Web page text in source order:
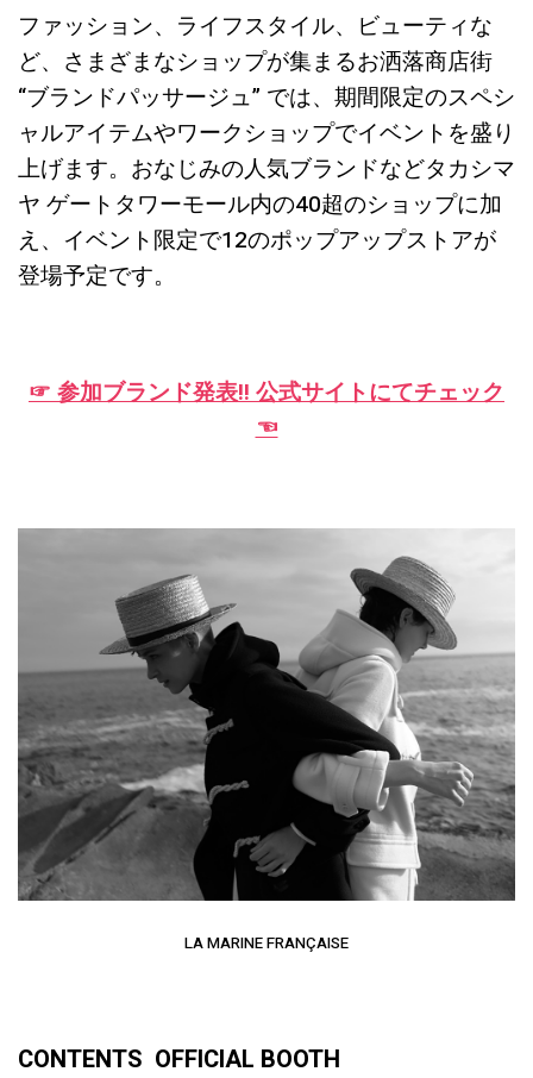
ファッション、ライフスタイル、ビューティな
ど、さまざまなショップが集まるお洒落商店街
“ブランドパッサージュ” では、期間限定のスペシ
ャルアイテムやワークショップでイベントを盛り
上げます。おなじみの人気ブランドなどタカシマ
ヤ ゲートタワーモール内の40超のショップに加
え、イベント限定で12のポップアップストアが
登場予定です。
☞ 参加ブランド発表!! 公式サイトにてチェック
☜
LA MARINE FRANÇAISE
CONTENTS OFFICIAL BOOTH